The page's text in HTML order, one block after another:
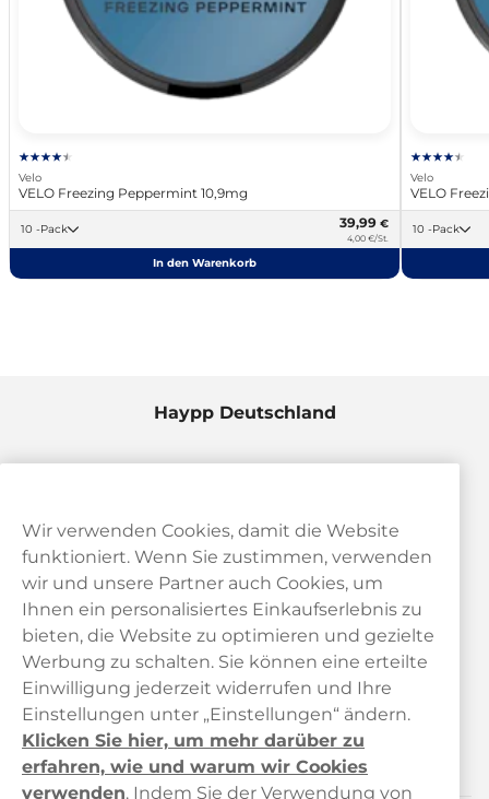
Velo
VELO Freezing Peppermint 10,9mg
10 -Pack 39,99 €
4,00 €/St.
In den Warenkorb
Velo
VELO
10 -Pack
Haypp Deutschland
Kundendienst
Links
Über uns
Wir verwenden Cookies, damit die Website
funktioniert. Wenn Sie zustimmen, verwenden
wir und unsere Partner auch Cookies, um
Ihnen ein personalisiertes Einkaufserlebnis zu
bieten, die Website zu optimieren und gezielte
Werbung zu schalten. Sie können eine erteilte
Einwilligung jederzeit widerrufen und Ihre
Einstellungen unter „Einstellungen“ ändern.
Klicken Sie hier, um mehr darüber zu
erfahren, wie und warum wir Cookies
verwenden. Indem Sie der Verwendung von